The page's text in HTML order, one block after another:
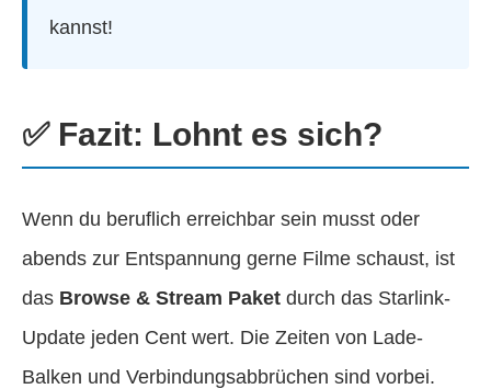
kannst!
✅ Fazit: Lohnt es sich?
Wenn du beruflich erreichbar sein musst oder
abends zur Entspannung gerne Filme schaust, ist
das Browse & Stream Paket durch das Starlink-
Update jeden Cent wert. Die Zeiten von Lade-
Balken und Verbindungsabbrüchen sind vorbei.